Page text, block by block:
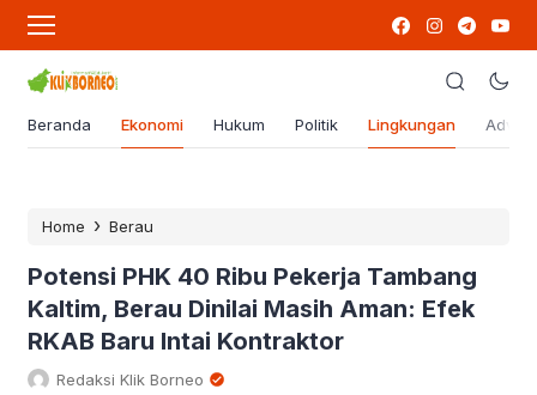
Beranda Ekonomi Hukum Politik Lingkungan
Home › Berau
Potensi PHK 40 Ribu Pekerja Tambang
Kaltim, Berau Dinilai Masih Aman: Efek
RKAB Baru Intai Kontraktor
Redaksi Klik Borneo